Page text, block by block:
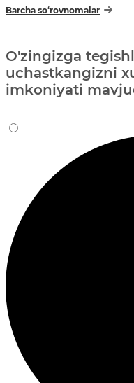
Barcha so‘rovnomalar
O'zingizga
uchastkangizni
imkoniyati